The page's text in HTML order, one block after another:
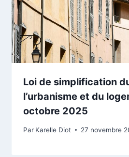
Loi de simplification
l’urbanisme et du
octobre 2025
Par Karelle Diot 27 novembre